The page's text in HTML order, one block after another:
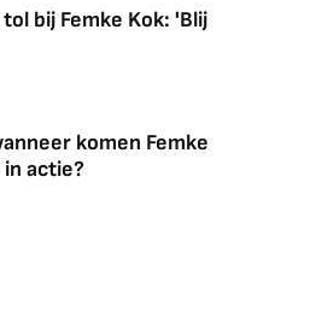
bij Femke Kok: 'Blij
komen Femke
actie?